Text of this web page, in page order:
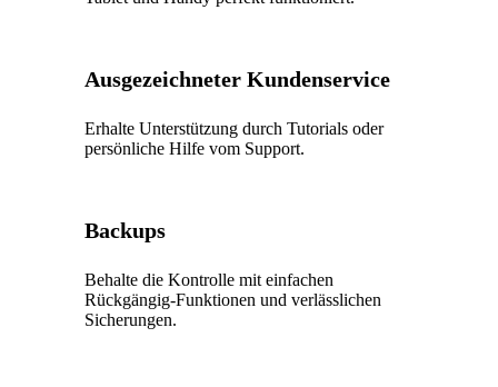
Ausgezeichneter Kundenservice
Erhalte Unterstützung durch Tutorials oder
persönliche Hilfe vom Support.
Backups
Behalte die Kontrolle mit einfachen
Rückgängig-Funktionen und verlässlichen
Sicherungen.